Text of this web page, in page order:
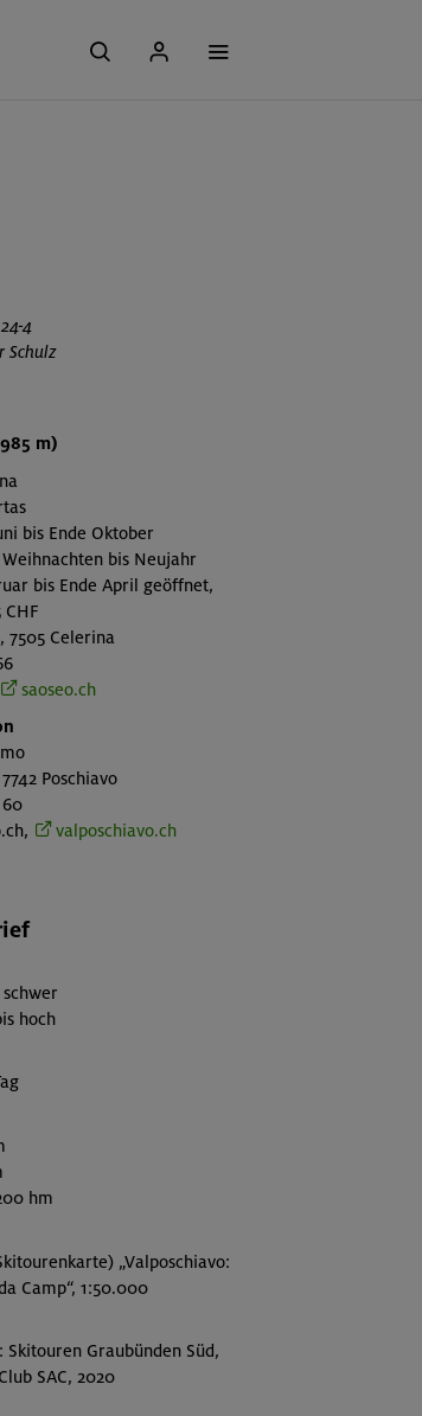
4
Schulz
m)
bis Ende Oktober
bis Neujahr
bis Ende April geöffnet,
7505 Celerina
saoseo.ch
Poschiavo
valposchiavo.ch
hoch
hm
„Valposchiavo:
Camp“, 1:50.000
Graubünden Süd,
SAC, 2020